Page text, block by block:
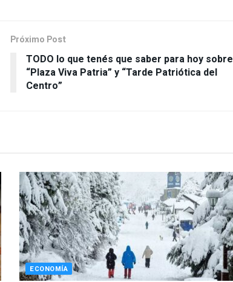
Próximo Post
TODO lo que tenés que saber para hoy sobre
“Plaza Viva Patria” y “Tarde Patriótica del
Centro”
ECONOMÍA